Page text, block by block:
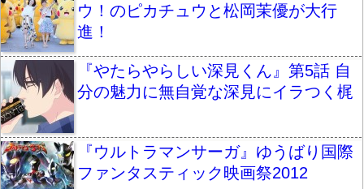
ウ！のピカチュウと松岡茉優が大行
進！
『やたらやらしい深見くん』第5話 自
分の魅力に無自覚な深見にイラつく梶
『ウルトラマンサーガ』ゆうばり国際
ファンタスティック映画祭2012